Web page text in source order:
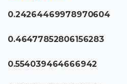
0.24264469978970604
0.46477852806156283
0.554039464666942